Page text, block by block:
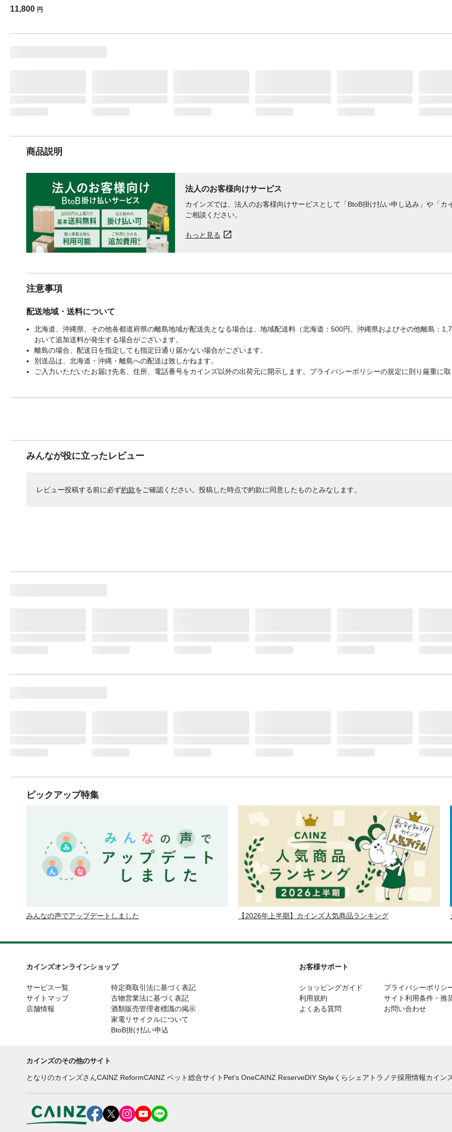
11,800 円
商品説明
法人のお客様向けサービス
カインズでは、法人のお客様向けサービスとして「BtoB掛け払い申し込み」や「
ご相談ください。
もっと見る
注意事項
配送地域・送料について
北海道、沖縄県、その他各都道府県の離島地域が配送先となる場合は、地域配送料（北海道：500円、沖縄県およびその他離島：
おいて追加送料が発生する場合がございます。
離島の場合、配送日を指定しても指定日通り届かない場合がございます。
別送品は、北海道・沖縄・離島への配送は致しかねます。
ご入力いただいたお届け先名、住所、電話番号をカインズ以外の出荷元に開示します。プライバシーポリシーの規定に則り厳重に
みんなが役に立ったレビュー
レビュー投稿する前に必ず約款をご確認ください。投稿した時点で約款に同意したものとみなします。
ピックアップ特集
みんなの声でアップデートしました 【2026年上半期】カインズ人気商品ランキング
カインズオンラインショップ
サービス一覧
サイトマップ
店舗情報
特定商取引法に基づく表記
古物営業法に基づく表記
酒類販売管理者標識の掲示
家電リサイクルについて
BtoB掛け払い申込
お客様サポート
ショッピングガイド
利用規約
よくある質問
プライバシーポリシ
サイト利用条件・推
お問い合わせ
カインズのその他のサイト
となりのカインズさんCAINZ ReformCAINZ ペット総合サイト Pet’s OneCAINZ ReserveDIY Styleくらシェア トラノテ採用情報カイン